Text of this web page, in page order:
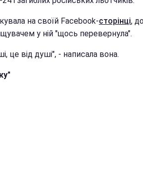
на своїй Facebook-сторінці,
у ній "щось перевернула".
це від душі", - написала вона.